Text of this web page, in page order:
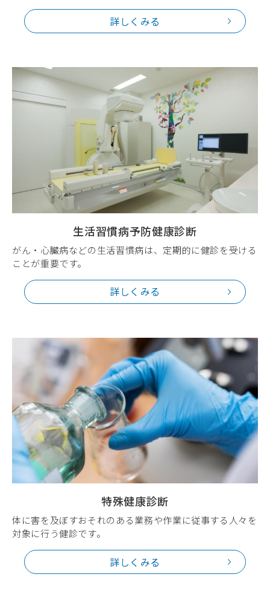
詳しくみる
生活習慣病予防健康診断
がん・心臓病などの生活習慣病は、定期的に健診を受ける
ことが重要です。
詳しくみる
特殊健康診断
体に害を及ぼすおそれのある業務や作業に従事する人々を
対象に行う健診です。
詳しくみる